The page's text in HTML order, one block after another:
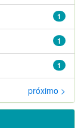
1
1
1
próximo >